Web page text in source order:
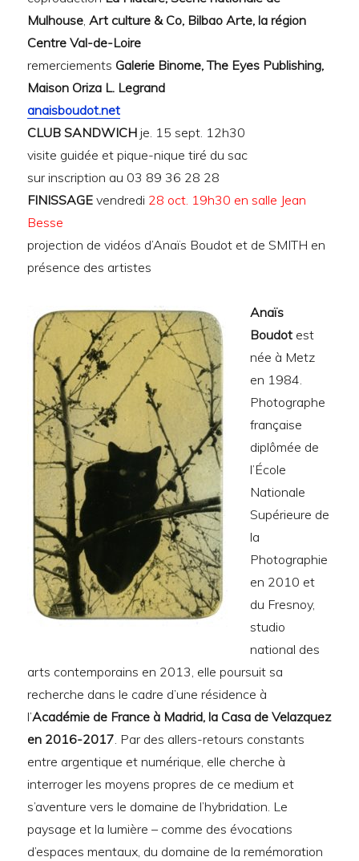
Mulhouse, Art culture & Co, Bilbao Arte, la région
Centre Val-de-Loire
remerciements Galerie Binome, The Eyes Publishing,
Maison Oriza L. Legrand
anaisboudot.net
CLUB SANDWICH je. 15 sept. 12h30
visite guidée et pique-nique tiré du sac
sur inscription au 03 89 36 28 28
FINISSAGE vendredi 28 oct. 19h30 en salle Jean
Besse
projection de vidéos d’Anaïs Boudot et de SMITH en
présence des artistes
Anaïs
Boudot est
née à Metz
en 1984.
Photographe
française
diplômée de
l’École
Nationale
Supérieure de
la
Photographie
en 2010 et
du Fresnoy,
studio
national des
arts contemporains en 2013, elle poursuit sa
recherche dans le cadre d’une résidence à
l’Académie de France à Madrid, la Casa de Velazquez
en 2016-2017. Par des allers-retours constants
entre argentique et numérique, elle cherche à
interroger les moyens propres de ce medium et
s’aventure vers le domaine de l’hybridation. Le
paysage et la lumière – comme des évocations
d’espaces mentaux, du domaine de la remémoration